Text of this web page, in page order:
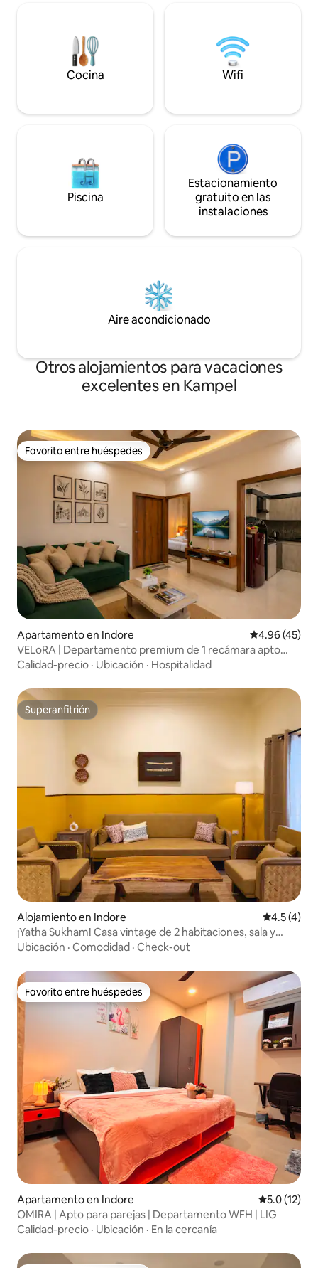
abundante luz natural. La cocina
totalmente equipada te permite
preparar cualquier cosa, desde un
casa.
de Indore.
necesario. Relájate, recárgate y siéntete
como en casa en
Cocina Wifi
Piscina
Estacionamiento
gratuito en las
instalaciones
Aire acondicionado
Otros alojamientos para vacaciones
excelentes en Kampel
Favorito entre huéspedes
Favorito entre huéspedes
Apartamento en Indore Calificación
4.96 (45)
VELoRA | Departamento premium de 1 recámara apto
para parejas | Vijay Nagar
Calidad-precio · Ubicación · Hospitalidad
Superanfitrión
Superanfitrión
Alojamiento en Indore
4.5 (4)
¡Yatha Sukham! Casa vintage de 2 habitaciones, sala y
cocina, ideal para parejas
Ubicación · Comodidad · Check-out
Favorito entre huéspedes
Favorito entre huéspedes
Apartamento en Indore Calificación
5.0 (12)
OMIRA | Apto para parejas | Departamento WFH | LIG
Calidad-precio · Ubicación · En la cercanía